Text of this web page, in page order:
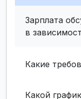
Зарплата
в
Какие
Какой